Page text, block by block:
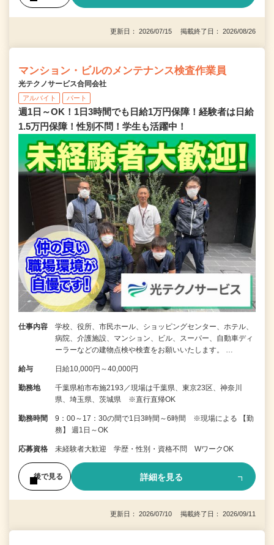
更新日： 2026/07/15 掲載終了日： 2026/08/26
マンション・ビルのメンテナンス検査作業員
光テクノサービス合同会社
アルバイト パート
週1日～OK！1日3時間でも日給1万円保障！経験者は日給
1.5万円保障！性別不問！学生も活躍中！
仕事内容
学校、役所、市民ホール、ショッピングセンター、ホテル、
病院、介護施設、マンション、ビル、スーパー、自動車ディ
ーラーなどの建物点検や検査をお願いいたします。 …
給与 日給10,000円～40,000円
勤務地
千葉県柏市布施2193／現場は千葉県、東京23区、神奈川
県、埼玉県、茨城県 ※直行直帰OK
勤務時間
9：00～17：30の間で1日3時間～6時間 ※現場による 【勤
務】 週1日～OK
応募資格 未経験者大歓迎 学歴・性別・資格不問 WワークOK
後で見る 詳細を見る
更新日： 2026/07/10 掲載終了日： 2026/09/11